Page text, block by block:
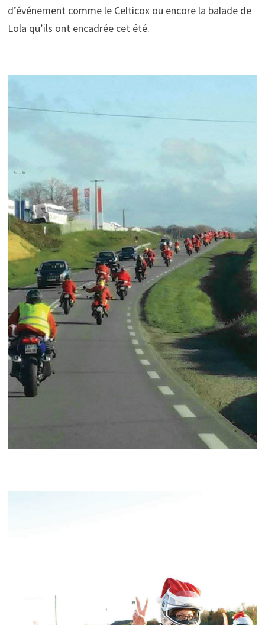
d’événement comme le Celticox ou encore la balade de
Lola qu’ils ont encadrée cet été.